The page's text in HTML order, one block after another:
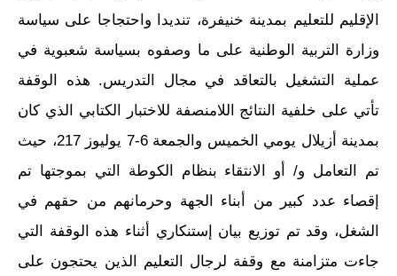
الإقليم للتعليم بمدينة خنيفرة، تنديدا واحتجاجا على سياسة
وزارة التربية الوطنية على ما وصفوه بسياسة شعبوية في
عملية التشغيل بالتعاقد في مجال التدريس. هذه الوقفة
تأتي على خلفية النتائج اللامنصفة للاختبار الكتابي الذي كان
بمدينة أزيلال يومي الخميس والجمعة 6-7 يوليوز 217، حيث
تم التعامل و/ أو الانتقاء بنظام الكوطة التي بموجتها تم
إقصاء عدد كبير من أبناء الجهة وحرمانهم من حقهم في
الشغل، وقد تم توزيع بيان إستنكاري أثناء هذه الوقفة التي
جاءت متزامنة مع وقفة لرجال التعليم الذين يحتجون على